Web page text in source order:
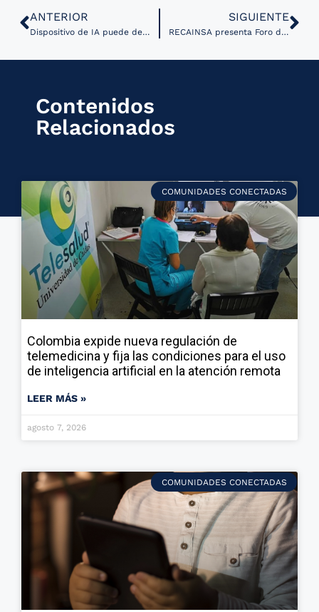
ANTERIOR
Dispositivo de IA puede detectar Parkinson mediante el monitoreo de la respiración nocturna
SIGUIENTE
RECAINSA presenta Foro de Salud Digital 2022 del 10 al 14 de octubre
Contenidos
Relacionados
COMUNIDADES CONECTADAS
Colombia expide nueva regulación de
telemedicina y fija las condiciones para el uso
de inteligencia artificial en la atención remota
LEER MÁS »
agosto 7, 2026
COMUNIDADES CONECTADAS